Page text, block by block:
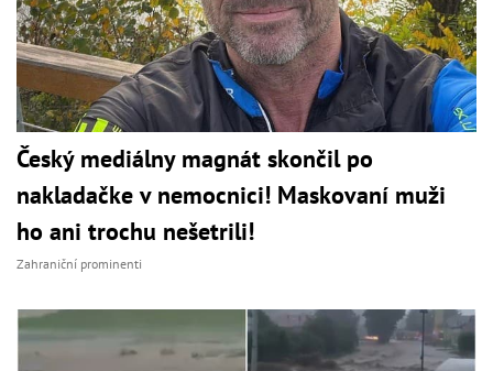
Český mediálny magnát skončil po
nakladačke v nemocnici! Maskovaní muži
ho ani trochu nešetrili!
Zahraniční prominenti